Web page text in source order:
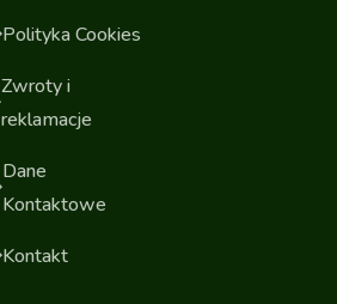
Polityka Cookies
Zwroty i
reklamacje
Dane
Kontaktowe
Kontakt